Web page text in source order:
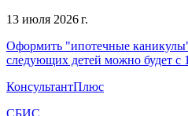
13 июля 2026 г.
Оформить "ипотечные
следующих детей можно будет с
КонсультантПлюс
СБИС